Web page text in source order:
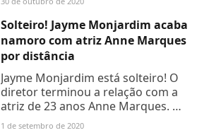
meses circulou rumor que...
Solteiro! Jayme Monjardim acaba
namoro com atriz Anne Marques
por distância
Jayme Monjardim está solteiro! O
diretor terminou a relação com a
atriz de 23 anos Anne Marques. O
ex-casal teria terminado o namoro
1 de setembro de 2020